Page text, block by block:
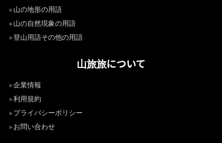
山の地形の用語
山の自然現象の用語
登山用語その他の用語
山旅旅について
企業情報
利用規約
プライバシーポリシー
お問い合わせ